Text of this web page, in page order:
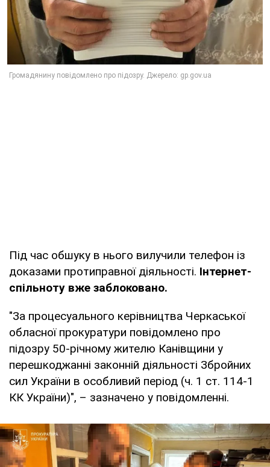
Під час обшуку в нього вилучили телефон із
доказами протиправної діяльності. Інтернет-
спільноту вже заблоковано.
"За процесуального керівництва Черкаської
обласної прокуратури повідомлено про
підозру 50-річному жителю Канівщини у
перешкоджанні законній діяльності Збройних
сил України в особливий період (ч. 1 ст. 114-1
КК України)", – зазначено у повідомленні.